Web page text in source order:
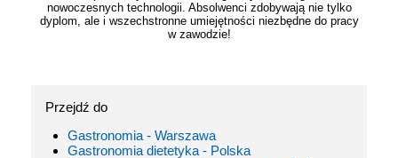
nowoczesnych technologii. Absolwenci zdobywają nie tylko
dyplom, ale i wszechstronne umiejętności niezbędne do pracy
w zawodzie!
Przejdź do
Gastronomia - Warszawa
Gastronomia dietetyka - Polska